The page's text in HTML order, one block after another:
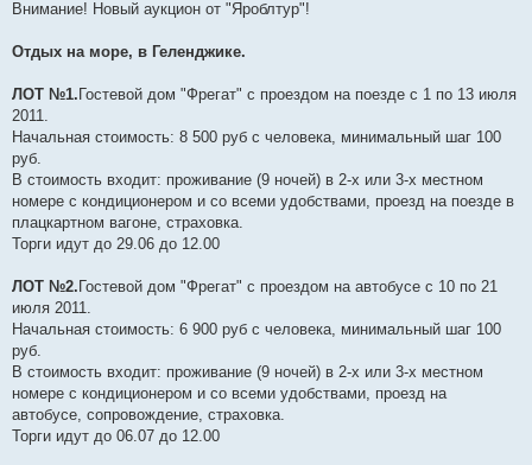
о
е
н
е
Внимание! Новый аукцион от "Яроблтур"!
Отдых на море, в Геленджике.
ЛОТ №1.Гостевой дом "Фрегат" с проездом на поезде с 1 по 13 июля
2011.
Начальная стоимость: 8 500 руб с человека, минимальный шаг 100
руб.
В стоимость входит: проживание (9 ночей) в 2-х или 3-х местном
номере с кондиционером и со всеми удобствами, проезд на поезде в
плацкартном вагоне, страховка.
Торги идут до 29.06 до 12.00
ЛОТ №2.Гостевой дом "Фрегат" с проездом на автобусе с 10 по 21
июля 2011.
Начальная стоимость: 6 900 руб с человека, минимальный шаг 100
руб.
В стоимость входит: проживание (9 ночей) в 2-х или 3-х местном
номере с кондиционером и со всеми удобствами, проезд на
автобусе, сопровождение, страховка.
Торги идут до 06.07 до 12.00